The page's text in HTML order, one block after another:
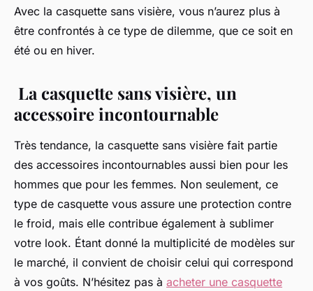
Avec la casquette sans visière, vous n’aurez plus à
être confrontés à ce type de dilemme, que ce soit en
été ou en hiver.
La casquette sans visière, un
accessoire incontournable
Très tendance, la casquette sans visière fait partie
des accessoires incontournables aussi bien pour les
hommes que pour les femmes. Non seulement, ce
type de casquette vous assure une protection contre
le froid, mais elle contribue également à sublimer
votre look. Étant donné la multiplicité de modèles sur
le marché, il convient de choisir celui qui correspond
à vos goûts. N’hésitez pas à acheter une casquette